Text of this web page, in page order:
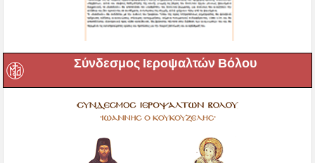
Σύνδεσμος Ιεροψαλτών Βόλου